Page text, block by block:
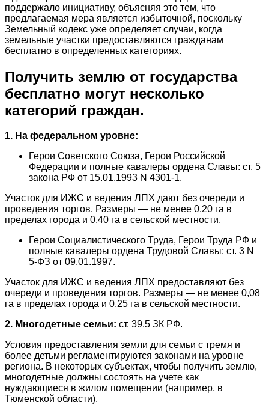
поддержало инициативу, объясняя это тем, что
предлагаемая мера является избыточной, поскольку
Земельный кодекс уже определяет случаи, когда
земельные участки предоставляются гражданам
бесплатно в определенных категориях.
Получить землю от государства
бесплатно могут несколько
категорий граждан.
1. На федеральном уровне:
Герои Советского Союза, Герои Российской
Федерации и полные кавалеры ордена Славы: ст. 5
закона РФ от 15.01.1993 N 4301-1.
Участок для ИЖС и ведения ЛПХ дают без очереди и
проведения торгов. Размеры ― не менее 0,20 га в
пределах города и 0,40 га в сельской местности.
Герои Социалистического Труда, Герои Труда РФ и
полные кавалеры ордена Трудовой Славы: ст. 3 N
5-ФЗ от 09.01.1997.
Участок для ИЖС и ведения ЛПХ предоставляют без
очереди и проведения торгов. Размеры ― не менее 0,08
га в пределах города и 0,25 га в сельской местности.
2. Многодетные семьи: ст. 39.5 ЗК РФ.
Условия предоставления земли для семьи с тремя и
более детьми регламентируются законами на уровне
региона. В некоторых субъектах, чтобы получить землю,
многодетные должны состоять на учете как
нуждающиеся в жилом помещении (например, в
Тюменской области).